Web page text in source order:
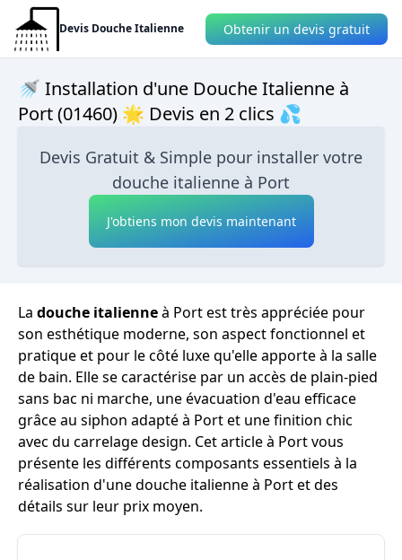
Devis Douche Italienne Obtenir un devis gratuit
🚿 Installation d'une Douche Italienne à
Port (01460) 🌟 Devis en 2 clics 💦
Devis Gratuit & Simple pour installer votre
douche italienne à Port
J'obtiens mon devis maintenant
La douche italienneà Port est très appréciée pour
son esthétique moderne, son aspect fonctionnel et
pratique et pour le côté luxe qu'elle apporte à la salle
de bain. Elle se caractérise par un accès de plain-pied
sans bac ni marche, une évacuation d'eau efficace
grâce au siphon adapté à Port et une finition chic
avec du carrelage design. Cet article à Port vous
présente les différents composants essentiels à la
réalisation d'une douche italienne à Port et des
détails sur leur prix moyen.